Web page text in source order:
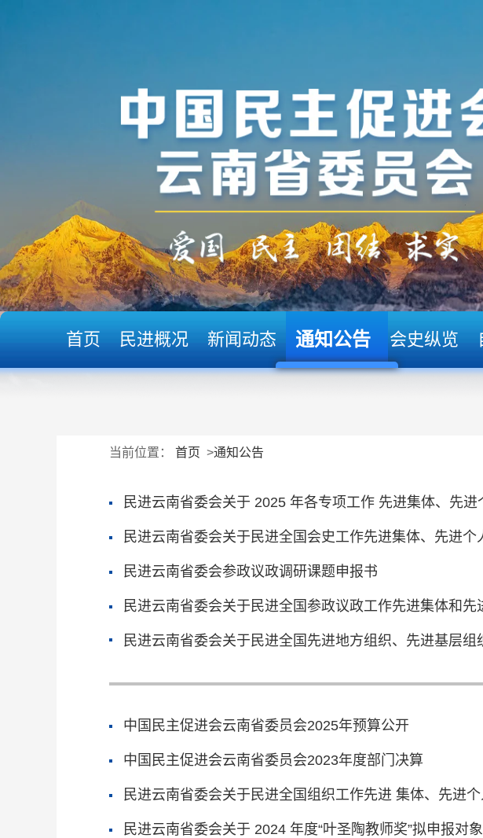
首页 民进概况 新闻动态 通知公告 会史纵览
当前位置：首页 >通知公告
民进云南省委会关于 2025 年各专项工作 先进集体、先进
民进云南省委会关于民进全国会史工作先进集体、先进个
民进云南省委会参政议政调研课题申报书
民进云南省委会关于民进全国参政议政工作先进集体和先
民进云南省委会关于民进全国先进地方组织、先进基层
中国民主促进会云南省委员会2025年预算公开
中国民主促进会云南省委员会2023年度部门决算
民进云南省委会关于民进全国组织工作先进 集体、先进
民进云南省委会关于 2024 年度“叶圣陶教师奖”拟申报对